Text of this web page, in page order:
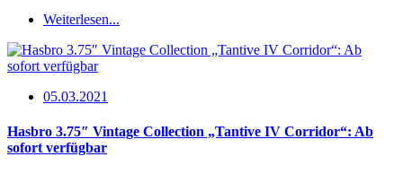
Weiterlesen...
05.03.2021
Hasbro 3.75″ Vintage Collection „Tantive IV Corridor“: Ab
sofort verfügbar